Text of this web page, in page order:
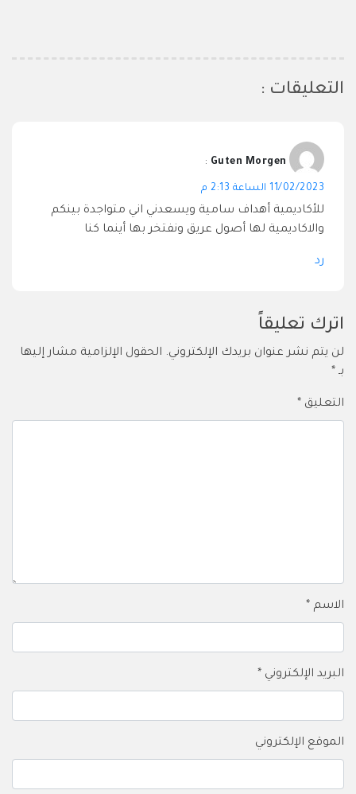
التعليقات :
Guten Morgen
:
11/02/2023 الساعة 2:13 م
للأكاديمية أهداف سامية ويسعدني اني متواجدة بينكم
والاكاديمية لها أصول عريق ونفتخر بها أينما كنا
رد
اترك تعليقاً
لن يتم نشر عنوان بريدك الإلكتروني. الحقول الإلزامية مشار إليها
بـ *
التعليق *
الاسم *
البريد الإلكتروني *
الموقع الإلكتروني